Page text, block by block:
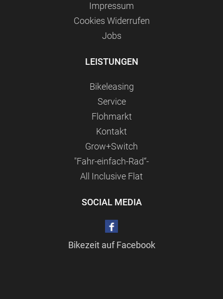
Impressum
Сookies Widerrufen
Jobs
LEISTUNGEN
Bikeleasing
Service
Flohmarkt
Kontakt
Grow+Switch
"Fahr-einfach-Rad“-
All Inclusive Flat
SOCIAL MEDIA
Bikezeit auf Facebook